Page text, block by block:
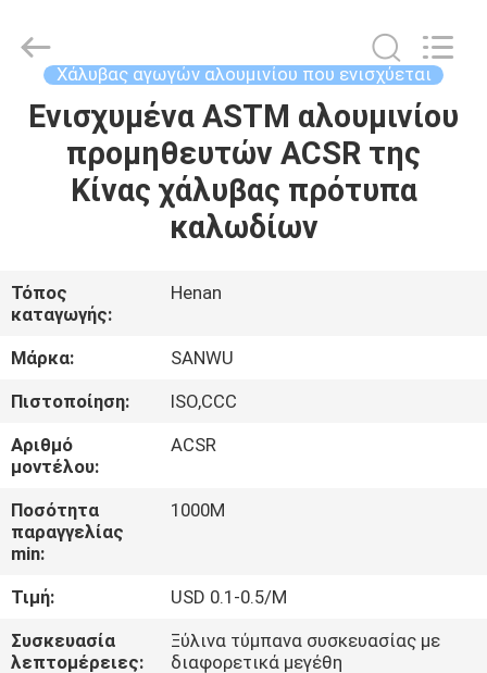
ΣΠΊΤΙ
ΠΡΟΪΌΝΤΑ
ΕΜΕΊΣ
ΓΎΡΟΣ
ΕΡΓΟΣΤΑΣΊΩΝ
ΠΟΙΟΤΙΚΌΣ
ΈΛΕΓΧΟΣ
ΕΛΆΤΕ
ΣΕ
Reserved.
Χάλυβας αγωγών αλουμινίου που ενισχύεται
Ενισχυμένα ASTM αλουμινίου
προμηθευτών ACSR της
Κίνας χάλυβας πρότυπα
καλωδίων
Τόπος
καταγωγής:
Henan
Μάρκα:
SANWU
Πιστοποίηση:
ISO,CCC
Αριθμό
μοντέλου:
ACSR
Ποσότητα
παραγγελίας
min:
1000M
Τιμή:
USD 0.1-0.5/M
Συσκευασία
λεπτομέρειες:
Ξύλινα τύμπανα συσκευασίας με
διαφορετικά μεγέθη